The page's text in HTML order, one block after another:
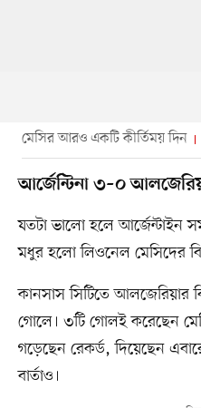
মেসির আরও একটি কীর্তিময় দিন
আর্জেন্টিনা ৩–০
যতটা ভালো হলে আর্জেন্টাইন
মধুর হলো লিওনেল মেসিদের
কানসাস সিটিতে আলজেরিয়ার
গোলে। ৩টি গোলই করেছেন
গড়েছেন রেকর্ড, দিয়েছেন
বার্তাও।